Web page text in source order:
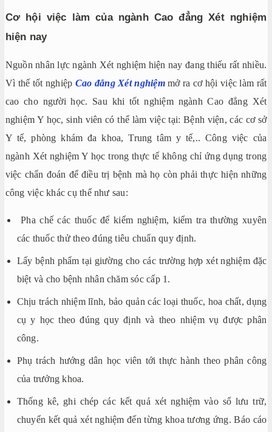
Cơ hội việc làm của ngành Cao đẳng Xét nghiệm
hiện nay
Nguồn nhân lực ngành Xét nghiệm hiện nay đang thiếu rất nhiều.
Vì thế tốt nghiệp Cao đẳng Xét nghiệmmở ra cơ hội việc làm rất
cao cho người học. Sau khi tốt nghiệm ngành Cao đẳng Xét
nghiệm Y học, sinh viên có thể làm việc tại: Bệnh viện, các cơ sở
Y tế, phòng khám đa khoa, Trung tâm y tế,.. Công việc của
ngành Xét nghiệm Y học trong thực tế không chỉ ứng dụng trong
việc chẩn đoán để điều trị bệnh mà họ còn phải thực hiện những
công việc khác cụ thể như sau:
Pha chế các thuốc để kiểm nghiệm, kiểm tra thường xuyên
các thuốc thử theo đúng tiêu chuẩn quy định.
Lấy bệnh phẩm tại giường cho các trường hợp xét nghiệm đặc
biệt và cho bệnh nhân chăm sóc cấp 1.
Chịu trách nhiệm lĩnh, bảo quản các loại thuốc, hoa chất, dụng
cụ y học theo đúng quy định và theo nhiệm vụ được phân
công.
Phụ trách hướng dân học viên tới thực hành theo phân công
của trưởng khoa.
Thống kê, ghi chép các kết quả xét nghiệm vào sổ lưu trữ,
chuyển kết quả xét nghiệm đến từng khoa tương ứng. Báo cáo